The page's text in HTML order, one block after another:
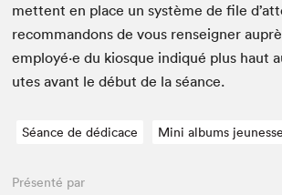
met­tent en place un sys­tème de file
recom­man­dons de vous ren­seign­er
employé·e du kiosque indiqué plus haut
utes avant le début de la séance.
Séance de dédicace Mini albums jeunesse
Présenté par